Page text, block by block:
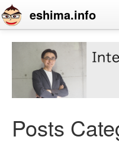
eshima.info
profile
Posts